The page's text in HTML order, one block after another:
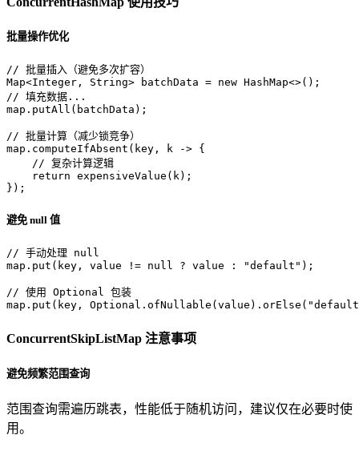
批量操作优化
// 批量插入（避免多次扩容）
Map<Integer, String> batchData = new HashMap
// 填充数据...
map.putAll(batchData);
// 批量计算（减少锁竞争）
map.computeIfAbsent(key, k -> {
// 复杂计算逻辑
return expensiveValue(k);
});
避免 null 值
// 手动处理 null
map.put(key, value != null ? value : "default" );
// 使用 Optional 包装
map.put(key, Optional.ofNullable(value).orElse(
ConcurrentSkipListMap 注意事项
避免频繁范围查询
范围查询需遍历跳表，性能低于随机访问，建议仅在必要时使
用。